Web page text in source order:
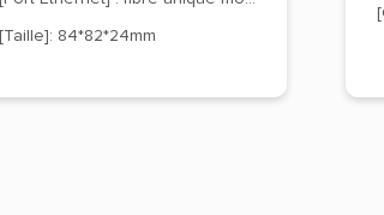
[Taille]: 84*82*24mm